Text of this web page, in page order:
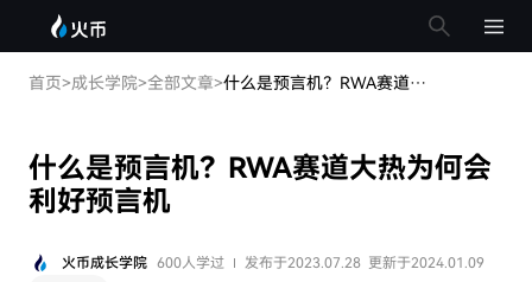
首页>成长学院>全部文章> 什么是预言机？RWA赛道大热为何会利好预言机
什么是预言机？RWA赛道大热为何会
利好预言机
火币成长学院 600人学过 发布于2023.07.28 更新于2024.01.09